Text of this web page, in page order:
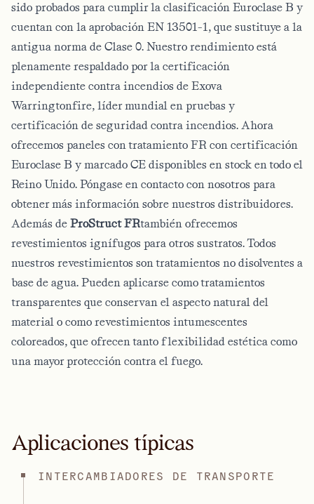
sido probados para cumplir la clasificación Euroclase B y
cuentan con la aprobación EN 13501-1, que sustituye a la
antigua norma de Clase 0. Nuestro rendimiento está
plenamente respaldado por la certificación
independiente contra incendios de Exova
Warringtonfire, líder mundial en pruebas y
certificación de seguridad contra incendios. Ahora
ofrecemos paneles con tratamiento FR con certificación
Euroclase B y marcado CE disponibles en stock en todo el
Reino Unido. Póngase en contacto con nosotros para
obtener más información sobre nuestros distribuidores.
Además de ProStruct FRtambién ofrecemos
revestimientos ignífugos para otros sustratos. Todos
nuestros revestimientos son tratamientos no disolventes a
base de agua. Pueden aplicarse como tratamientos
transparentes que conservan el aspecto natural del
material o como revestimientos intumescentes
coloreados, que ofrecen tanto flexibilidad estética como
una mayor protección contra el fuego.
Aplicaciones típicas
INTERCAMBIADORES DE TRANSPORTE